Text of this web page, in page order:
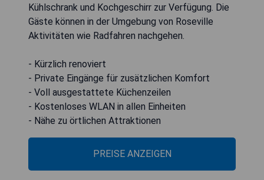
Kühlschrank und Kochgeschirr zur Verfügung. Die
Gäste können in der Umgebung von Roseville
Aktivitäten wie Radfahren nachgehen.
- Kürzlich renoviert
- Private Eingänge für zusätzlichen Komfort
- Voll ausgestattete Küchenzeilen
- Kostenloses WLAN in allen Einheiten
- Nähe zu örtlichen Attraktionen
PREISE ANZEIGEN